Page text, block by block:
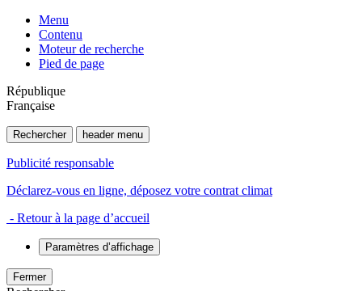
Menu
Contenu
Moteur de recherche
Pied de page
République
Française
Rechercher header menu
Publicité responsable
Déclarez-vous en ligne, déposez votre contrat climat
- Retour à la page d’accueil
Paramètres d’affichage
Fermer